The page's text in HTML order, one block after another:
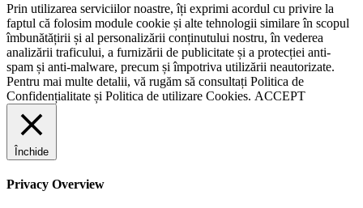
Prin utilizarea serviciilor noastre, îți exprimi acordul cu privire la
faptul că folosim module cookie și alte tehnologii similare în scopul
îmbunătățirii și al personalizării conținutului nostru, în vederea
analizării traficului, a furnizării de publicitate și a protecției anti-
spam și anti-malware, precum și împotriva utilizării neautorizate.
Pentru mai multe detalii, vă rugăm să consultați Politica de
Confidențialitate și Politica de utilizare Cookies. ACCEPT
Închide
Privacy Overview